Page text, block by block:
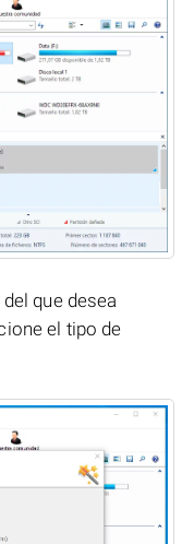
que desea
el tipo de